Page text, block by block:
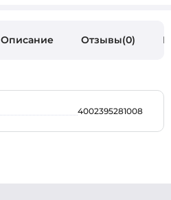
Описание Отзывы(0)
4002395281008